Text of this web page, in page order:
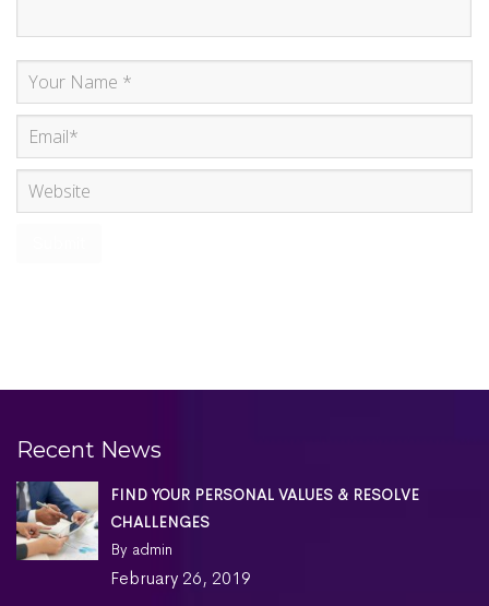
Recent News
FIND YOUR PERSONAL VALUES & RESOLVE
CHALLENGES
By admin
February 26, 2019